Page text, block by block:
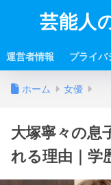
芸能人
運営者情報 プライバ
ホーム 女優
大塚寧々の息
れる理由｜学